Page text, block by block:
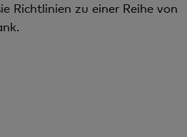
Richtlinien zu einer Reihe von